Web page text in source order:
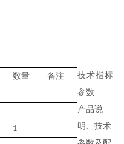
数量
备注
1
技术指标
参数
产品说
明、技术